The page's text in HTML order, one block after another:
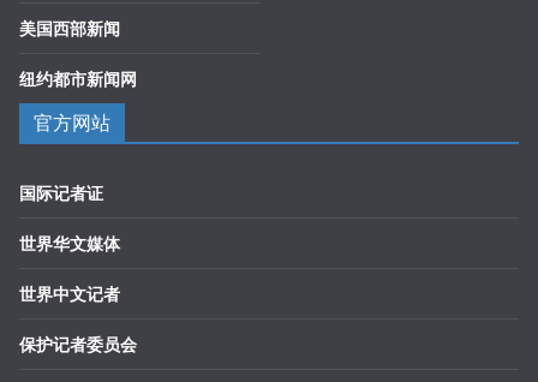
美国西部新闻
纽约都市新闻网
官方网站
国际记者证
世界华文媒体
世界中文记者
保护记者委员会